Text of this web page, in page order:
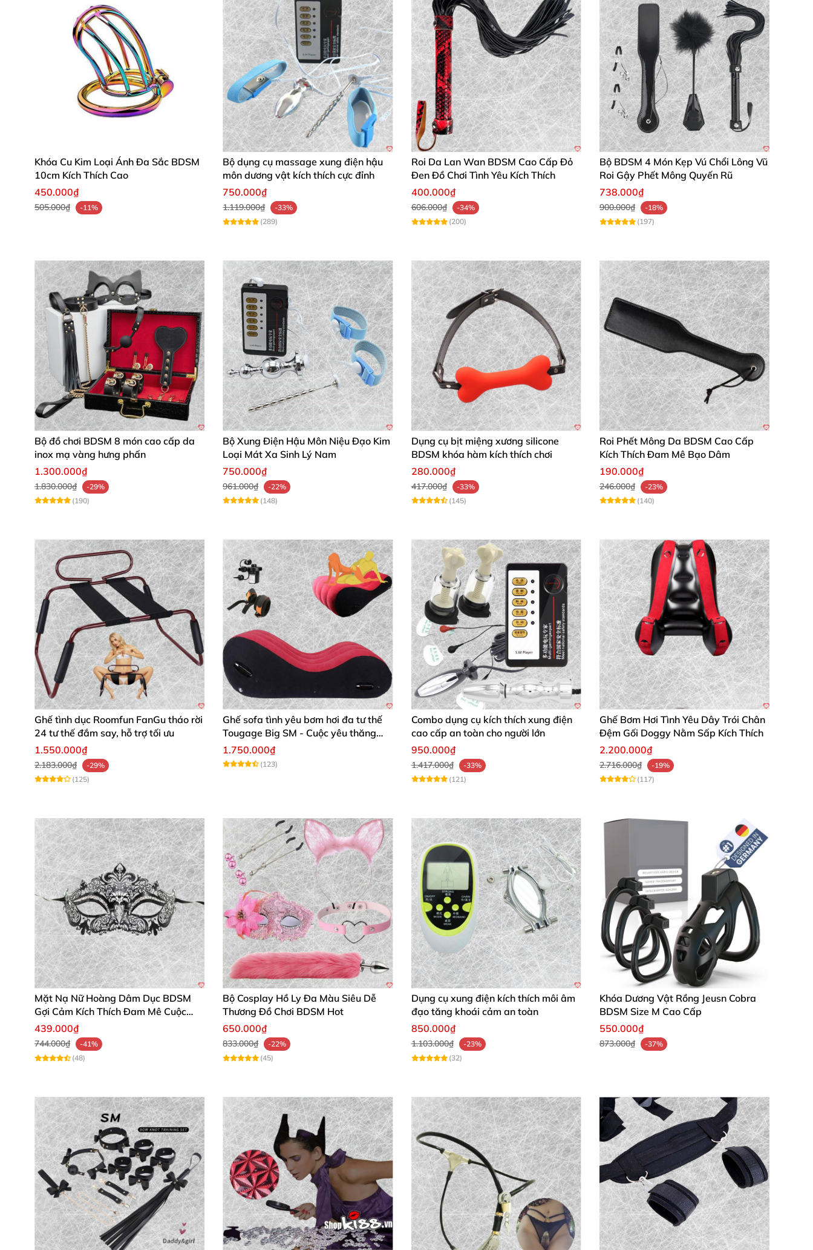
Bề mặt textured cao cấp ✨: Tăng cảm giác gợi cảm trên da, thiết kế tinh tế kết hợp thẩm mỹ và trải nghiệm giác quan đỉnh cao.
Những thông số này biến Nocturnal™ thành phụ kiện kiềm chế không thể thiếu, giúp bạn tận hưởng từng khoảnh khắc đầy phấn khích. Chúng tôi
cam kết chất lượng premium để nâng tầm bộ sưu tập đồ chơi của bạn.
Lợi Ích Đỉnh Cao Từ Bộ Còng Chân Điều Chỉnh Nocturnal™ 🌟
Sản phẩm không chỉ bền bỉ mà còn nâng tầm sự gợi cảm trong mọi buổi chơi. Bề mặt textured dịu nhẹ với da, tránh kích ứng, lan tỏa khoái cảm
tuyệt vời. Chuỗi kim loại chắc chắn mang cảm giác kiểm soát phấn khích, nhưng vẫn cho phép cử động tự nhiên mượt mà.
Dễ dàng vệ sinh, bảo quản, phù hợp cả người mới lẫn chuyên gia. Thiết kế hiện đại kết hợp quyến rũ khiến còng chân Nocturnal trở thành item must-
have cho trải nghiệm thân mật đỉnh cao. 😘
Nhận Xét Từ Khách Hàng Thực Tế 💬
Lan Anh, Hà Nội: "Bộ còng chân Nocturnal siêu chắc chắn và thoải mái lắm! Chất liệu textured ôm da êm ái, dùng lâu không hề mỏi, tăng thêm
phần hứng khởi cho mọi buổi chơi. ❤️"
Minh Tuấn, TP.HCM: "Mình ấn tượng với độ bền của chuỗi heavy-duty và swivel D-ring xoay mượt. Sử dụng tiện lợi, cảm giác kiểm soát đầy phấn
khích mà vẫn thoải mái, đáng mua nhất từ trước đến nay! 👍"
Hương Giang, Đà Nẵng: "Textured surface mang lại cảm giác gợi cảm tuyệt vời trên da, khóa buckle dễ điều chỉnh. Bộ còng này làm mọi thứ trở nên
thú vị hơn, chất lượng premium thực sự! 🌹"
Sẵn sàng nâng tầm trải nghiệm thân mật? Mua ngay bộ còng chân Nocturnal™ từ chúng tôi để khám phá niềm vui đỉnh cao hôm nay! 🛒
Khóa Cu Kim Loại Ánh Đa Sắc BDSM
10cm Kích Thích Cao
450.000₫
505.000₫ -11%
Bộ dụng cụ massage xung điện hậu
môn dương vật kích thích cực đỉnh
750.000₫
1.119.000₫
-33%
(289)
Roi Da Lan Wan BDSM Cao Cấp Đỏ
Đen Đồ Chơi Tình Yêu Kích Thích
400.000₫
606.000₫
-34%
(200)
Bộ BDSM 4 Món Kẹp Vú Chổi Lông Vũ
Roi Gậy Phết Mông Quyến Rũ
738.000₫
900.000₫
-18%
(197)
Bộ đồ chơi BDSM 8 món cao cấp da
inox mạ vàng hưng phấn
1.300.000₫
1.830.000₫
-29%
(190)
Bộ Xung Điện Hậu Môn Niệu Đạo Kim
Loại Mát Xa Sinh Lý Nam
750.000₫
961.000₫
-22%
(148)
Dụng cụ bịt miệng xương silicone
BDSM khóa hàm kích thích chơi
280.000₫
417.000₫
-33%
(145)
Roi Phết Mông Da BDSM Cao Cấp
Kích Thích Đam Mê Bạo Dâm
190.000₫
246.000₫
-23%
(140)
Ghế tình dục Roomfun FanGu tháo rời
24 tư thế đắm say, hỗ trợ tối ưu
1.550.000₫
2.183.000₫
-29%
(125)
Ghế sofa tình yêu bơm hơi đa tư thế
Tougage Big SM - Cuộc yêu thăng
hoa, nhanh chóng mua
1.750.000₫
(123)
Combo dụng cụ kích thích xung điện
cao cấp an toàn cho người lớn
950.000₫
1.417.000₫
-33%
(121)
Ghế Bơm Hơi Tình Yêu Dây Trói Chân
Đệm Gối Doggy Nằm Sấp Kích Thích
2.200.000₫
2.716.000₫
-19%
(117)
Mặt Nạ Nữ Hoàng Dâm Dục BDSM
Gợi Cảm Kích Thích Đam Mê Cuộc
Yêu
439.000₫
744.000₫
-41%
(48)
Bộ Cosplay Hồ Ly Đa Màu Siêu Dễ
Thương Đồ Chơi BDSM Hot
650.000₫
833.000₫
-22%
(45)
Dụng cụ xung điện kích thích môi âm
đạo tăng khoái cảm an toàn
850.000₫
1.103.000₫
-23%
(32)
Khóa Dương Vật Rồng Jeusn Cobra
BDSM Size M Cao Cấp
550.000₫
873.000₫ -37%